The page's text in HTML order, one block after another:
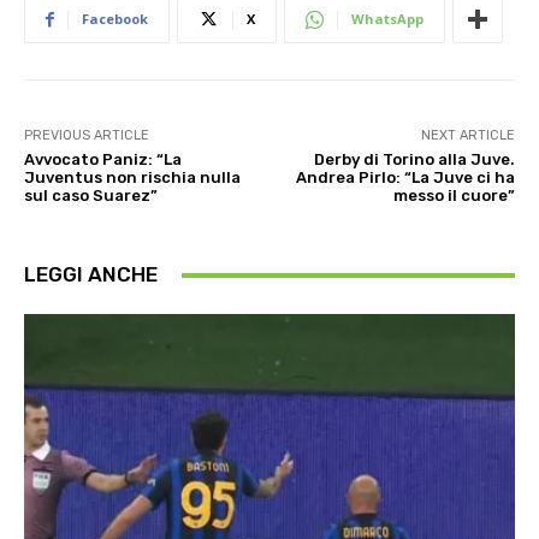
Facebook X WhatsApp
PREVIOUS ARTICLE
Avvocato Paniz: “La
Juventus non rischia nulla
sul caso Suarez”
NEXT ARTICLE
Derby di Torino alla Juve.
Andrea Pirlo: “La Juve ci ha
messo il cuore”
LEGGI ANCHE